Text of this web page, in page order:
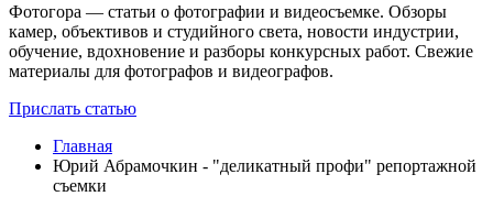
Фотогора — статьи о фотографии и видеосъемке. Обзоры
камер, объективов и студийного света, новости индустрии,
обучение, вдохновение и разборы конкурсных работ. Свежие
материалы для фотографов и видеографов.
Прислать статью
Главная
Юрий Абрамочкин - "деликатный профи" репортажной
съемки